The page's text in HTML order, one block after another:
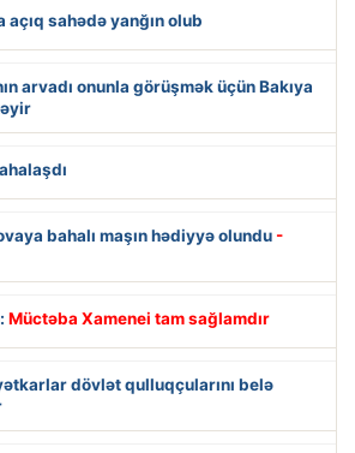
açıq sahədə yanğın olub
arvadı onunla görüşmək üçün Bakıya
bahalı maşın hədiyyə olundu -
Müctəba Xamenei tam sağlamdır
dövlət qulluqçularını belə